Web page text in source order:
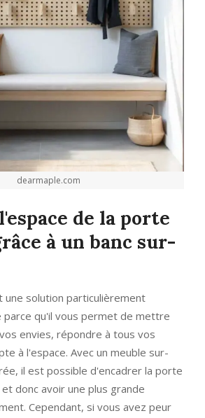
dearmaple.com
de la porte
à un banc sur-
une solution particulièrement
parce qu'il vous permet de mettre
envies, répondre à tous vos
à l'espace. Avec un meuble sur-
il est possible d'encadrer la porte
donc avoir une plus grande
Cependant, si vous avez peur